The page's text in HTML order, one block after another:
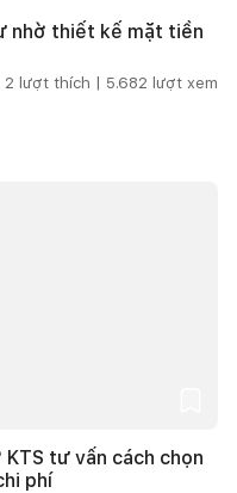
nhờ thiết kế mặt tiền
2 lượt thích | 5.682 lượt xem
KTS tư vấn cách chọn
phí